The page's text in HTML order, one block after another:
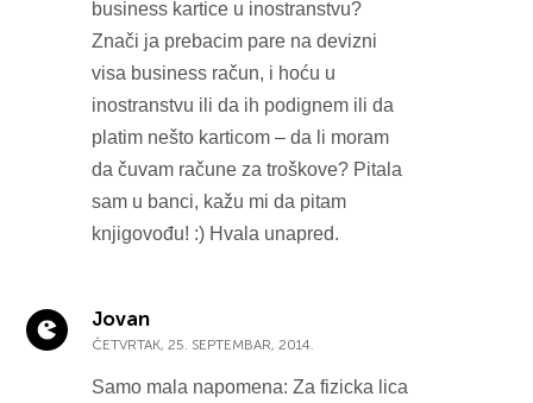
business kartice u inostranstvu?
Znači ja prebacim pare na devizni
visa business račun, i hoću u
inostranstvu ili da ih podignem ili da
platim nešto karticom – da li moram
da čuvam račune za troškove? Pitala
sam u banci, kažu mi da pitam
knjigovođu! :) Hvala unapred.
Jovan
ČETVRTAK, 25. SEPTEMBAR, 2014.
Samo mala napomena: Za fizicka lica